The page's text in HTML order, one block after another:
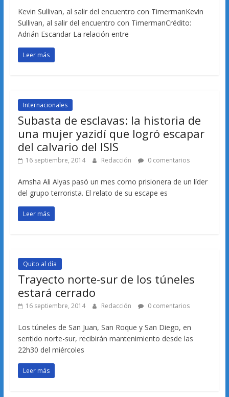
Kevin Sullivan, al salir del encuentro con TimermanKevin
Sullivan, al salir del encuentro con TimermanCrédito:
Adrián Escandar La relación entre
Leer más
Internacionales
Subasta de esclavas: la historia de
una mujer yazidí que logró escapar
del calvario del ISIS
16 septiembre, 2014 Redacción 0 comentarios
Amsha Ali Alyas pasó un mes como prisionera de un líder
del grupo terrorista. El relato de su escape es
Leer más
Quito al día
Trayecto norte-sur de los túneles
estará cerrado
16 septiembre, 2014 Redacción 0 comentarios
Los túneles de San Juan, San Roque y San Diego, en
sentido norte-sur, recibirán mantenimiento desde las
22h30 del miércoles
Leer más